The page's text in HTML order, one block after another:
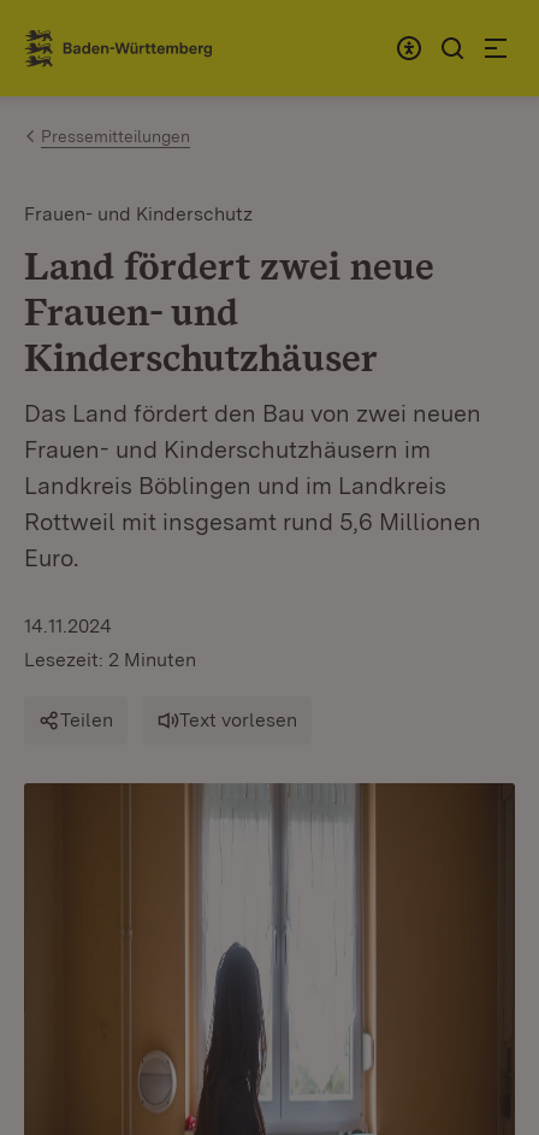
Zum Inhalt springen
Link zur Startseite
Pressemitteilungen
Frauen- und Kinderschutz
Land fördert zwei neue
Frauen- und
Kinderschutzhäuser
Das Land fördert den Bau von zwei neuen
Frauen- und Kinderschutzhäusern im
Landkreis Böblingen und im Landkreis
Rottweil mit insgesamt rund 5,6 Millionen
Euro.
14.11.2024
Lesezeit: 2 Minuten
Teilen Text vorlesen